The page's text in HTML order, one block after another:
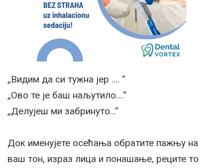
„Видим да си тужна јер …. “
„Ово те је баш наљутило….“
„Делујеш ми забринуто…“
Док именујете осећања обратите пажњу на
ваш тон, израз лица и понашање, реците то